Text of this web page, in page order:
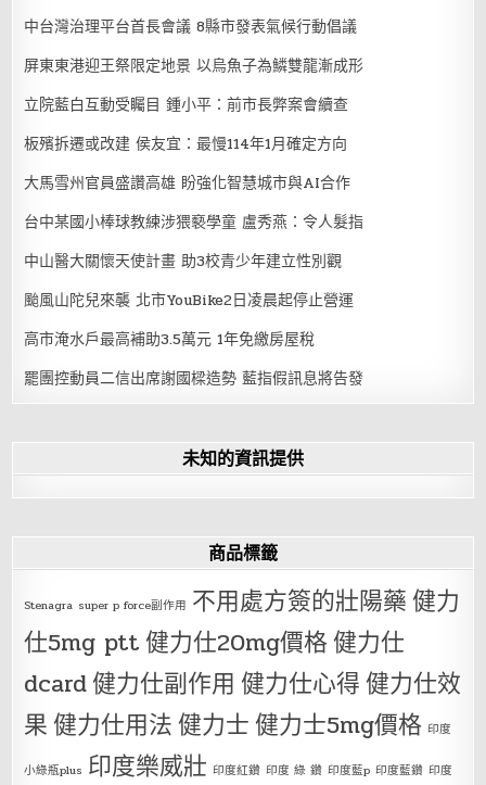
中台灣治理平台首長會議 8縣市發表氣候行動倡議
屏東東港迎王祭限定地景 以烏魚子為鱗雙龍漸成形
立院藍白互動受矚目 鍾小平：前市長弊案會續查
板殯拆遷或改建 侯友宜：最慢114年1月確定方向
大馬雪州官員盛讚高雄 盼強化智慧城市與AI合作
台中某國小棒球教練涉猥褻學童 盧秀燕：令人髮指
中山醫大關懷天使計畫 助3校青少年建立性別觀
颱風山陀兒來襲 北市YouBike2日凌晨起停止營運
高市淹水戶最高補助3.5萬元 1年免繳房屋稅
罷團控動員二信出席謝國樑造勢 藍指假訊息將告發
未知的資訊提供
商品標籤
Stenagra super p force副作用 不用處方簽的壯陽藥健力
仕5mg ptt健力仕20mg價格健力仕
dcard健力仕副作用 健力仕心得健力仕效
果健力仕用法健力士健力士5mg價格 印度
小綠瓶plus 印度樂威壯 印度紅鑽 印度 綠 鑽 印度藍p 印度藍鑽 印度